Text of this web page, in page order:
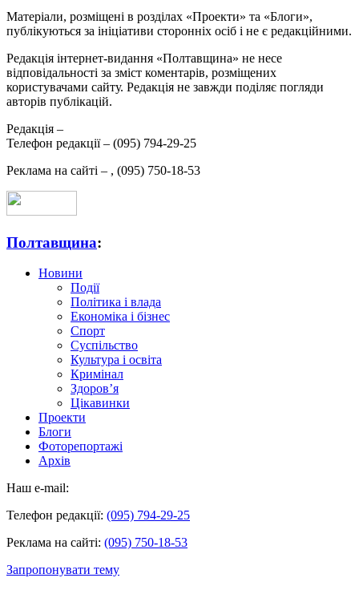
Матеріали, розміщені в розділах «Проекти» та «Блоги»,
публікуються за ініціативи сторонніх осіб і не є редакційними.
Редакція інтернет-видання «Полтавщина» не несе
відповідальності за зміст коментарів, розміщених
користувачами сайту. Редакція не завжди поділяє погляди
авторів публікацій.
Редакція –
Телефон редакції – (095) 794-29-25
Реклама на сайті – , (095) 750-18-53
Полтавщина:
Новини
Події
Політика і влада
Економіка і бізнес
Спорт
Суспільство
Культура і освіта
Кримінал
Здоров’я
Цікавинки
Проекти
Блоги
Фоторепортажі
Архів
Наш e-mail:
Телефон редакції: (095) 794-29-25
Реклама на сайті: (095) 750-18-53
Запропонувати тему